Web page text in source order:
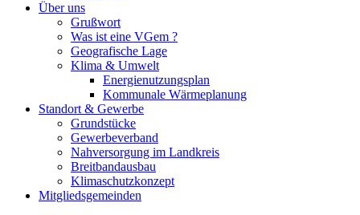
Über uns
Grußwort
Was ist eine VGem ?
Geografische Lage
Klima & Umwelt
Energienutzungsplan
Kommunale Wärmeplanung
Standort & Gewerbe
Grundstücke
Gewerbeverband
Nahversorgung im Landkreis
Breitbandausbau
Klimaschutzkonzept
Mitgliedsgemeinden